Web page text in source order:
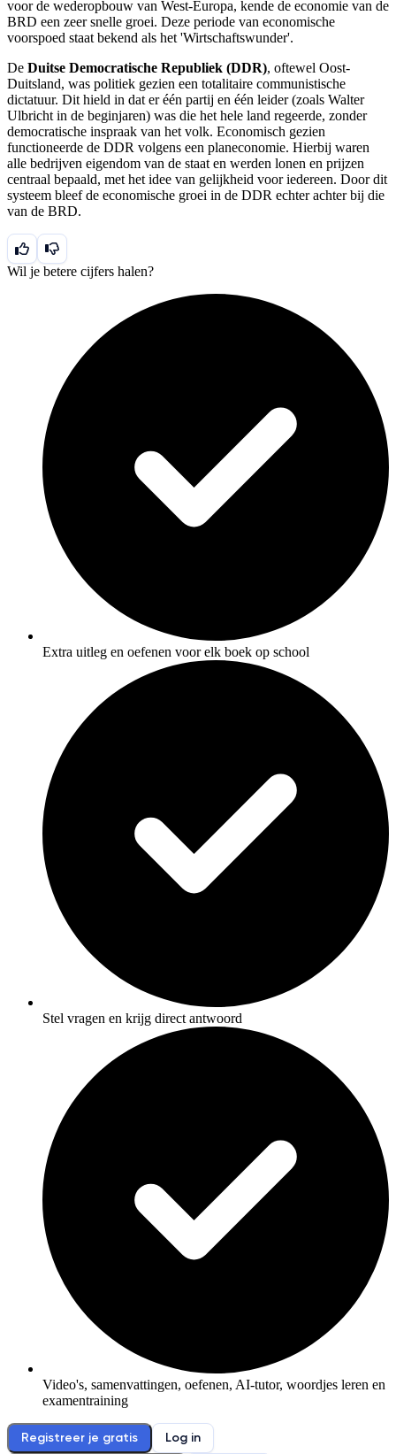
voor de wederopbouw van West-Europa, kende de economie van de
BRD een zeer snelle groei. Deze periode van economische
voorspoed staat bekend als het 'Wirtschaftswunder'.
De Duitse Democratische Republiek (DDR), oftewel Oost-
Duitsland, was politiek gezien een totalitaire communistische
dictatuur. Dit hield in dat er één partij en één leider (zoals Walter
Ulbricht in de beginjaren) was die het hele land regeerde, zonder
democratische inspraak van het volk. Economisch gezien
functioneerde de DDR volgens een planeconomie. Hierbij waren
alle bedrijven eigendom van de staat en werden lonen en prijzen
centraal bepaald, met het idee van gelijkheid voor iedereen. Door dit
systeem bleef de economische groei in de DDR echter achter bij die
van de BRD.
Wil je betere cijfers halen?
Extra uitleg en oefenen voor elk boek op school
Stel vragen en krijg direct antwoord
Video's, samenvattingen, oefenen, AI-tutor, woordjes leren en
examentraining
Registreer je gratis Log in